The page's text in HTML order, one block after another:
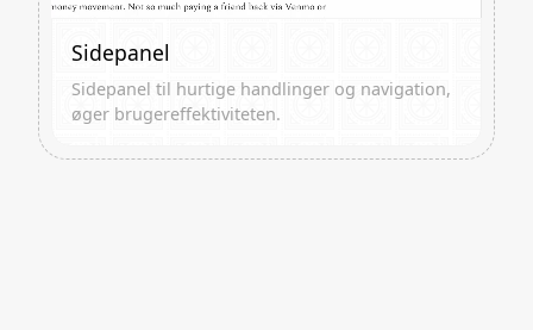
Sidepanel
Sidepanel til hurtige handlinger og navigation,
øger brugereffektiviteten.